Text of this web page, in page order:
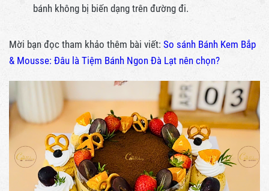
bánh không bị biến dạng trên đường đi.
Mời bạn đọc tham khảo thêm bài viết: So sánh Bánh Kem Bắp
& Mousse: Đâu là Tiệm Bánh Ngon Đà Lạt nên chọn?